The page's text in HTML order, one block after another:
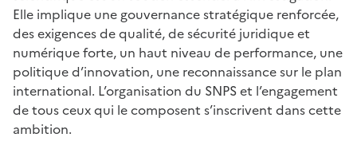
Elle implique une gouvernance stratégique renforcée,
des exigences de qualité, de sécurité juridique et
numérique forte, un haut niveau de performance, une
politique d’innovation, une reconnaissance sur le plan
international. L’organisation du SNPS et l’engagement
de tous ceux qui le composent s’inscrivent dans cette
ambition.